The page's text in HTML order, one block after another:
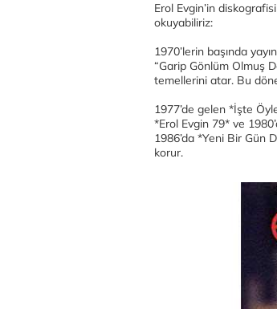
Erol Evgin’in
okuyabiliriz:
1970’lerin başında
“Garip Gönlüm Olmuş
temellerini atar. Bu
1977’de gelen *İşte
*Erol Evgin 79* ve
1986’da *Yeni Bir Gün
korur.